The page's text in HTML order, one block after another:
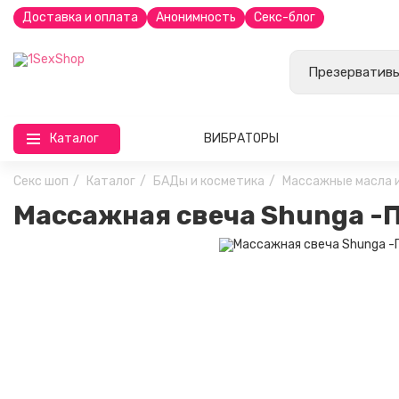
Доставка и оплата Анонимность Секс-блог
Каталог ВИБРАТОРЫ
Секс шоп Каталог БАДы и косметика Массажные масла
Массажная свеча Shunga